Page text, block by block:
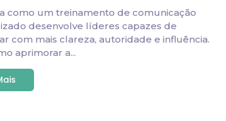
como um treinamento de comunicação
desenvolve líderes capazes de
com mais clareza, autoridade e influência.
aprimorar a...